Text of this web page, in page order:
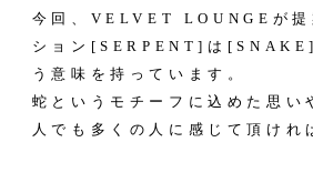
今回、VELVET LOUNGEが提
ション[SERPENT]は
う意味を持っています。
蛇というモチーフに込めた思い
人でも多くの人に感じて頂けれ